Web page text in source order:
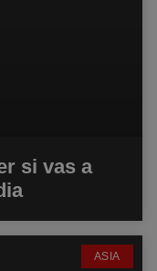
si vas a
ASIA